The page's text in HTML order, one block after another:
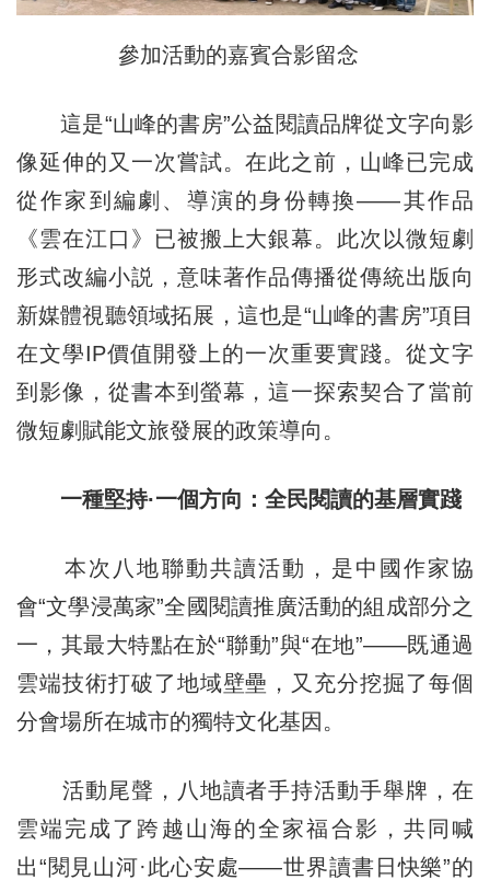
參加活動的嘉賓合影留念
這是“山峰的書房”公益閱讀品牌從文字向影
像延伸的又一次嘗試。在此之前，山峰已完成
從作家到編劇、導演的身份轉換——其作品
《雲在江口》已被搬上大銀幕。此次以微短劇
形式改編小説，意味著作品傳播從傳統出版向
新媒體視聽領域拓展，這也是“山峰的書房”項目
在文學IP價值開發上的一次重要實踐。從文字
到影像，從書本到螢幕，這一探索契合了當前
微短劇賦能文旅發展的政策導向。
一種堅持·一個方向：全民閱讀的基層實踐
本次八地聯動共讀活動，是中國作家協
會“文學浸萬家”全國閱讀推廣活動的組成部分之
一，其最大特點在於“聯動”與“在地”——既通過
雲端技術打破了地域壁壘，又充分挖掘了每個
分會場所在城市的獨特文化基因。
活動尾聲，八地讀者手持活動手舉牌，在
雲端完成了跨越山海的全家福合影，共同喊
出“閱見山河·此心安處——世界讀書日快樂”的